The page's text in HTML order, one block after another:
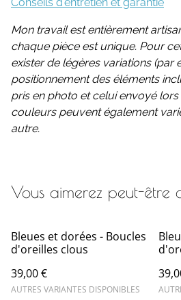
Mon travail est entièrement
chaque pièce est unique. Pour
exister de légères variations (par
positionnement des éléments
pris en photo et celui envoyé
couleurs peuvent également
autre.
Vous aimerez peut-être
Bleues et dorées - Boucles
d'oreilles clous
39,00 €
AUTRES VARIANTES DISPONIBLES